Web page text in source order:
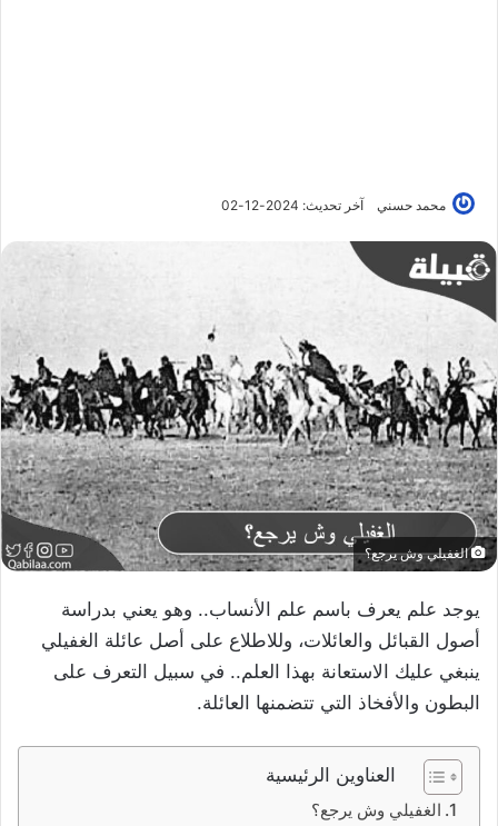
محمد حسني آخر تحديث: 2024-12-02
الغفيلي وش يرجع؟
يوجد علم يعرف باسم علم الأنساب.. وهو يعني بدراسة
أصول القبائل والعائلات، وللاطلاع على أصل عائلة الغفيلي
ينبغي عليك الاستعانة بهذا العلم.. في سبيل التعرف على
البطون والأفخاذ التي تتضمنها العائلة.
العناوين الرئيسية
الغفيلي وش يرجع؟